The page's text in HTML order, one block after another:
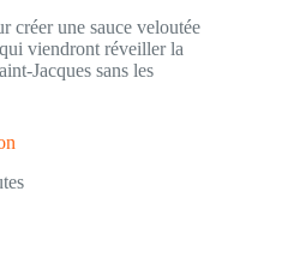
créer une sauce veloutée
viendront réveiller la
Jacques sans les